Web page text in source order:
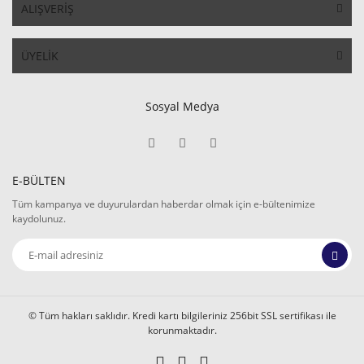
ALIŞVERİŞ
ÜYELİK
Sosyal Medya
E-BÜLTEN
Tüm kampanya ve duyurulardan haberdar olmak için e-bültenimize
kaydolunuz.
© Tüm hakları saklıdır. Kredi kartı bilgileriniz 256bit SSL sertifikası ile
korunmaktadır.